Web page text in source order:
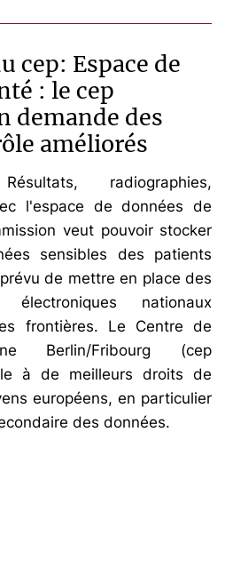
cep: Espace de
: le cep
demande des
améliorés
radiographies,
l'espace de données de
veut pouvoir stocker
sensibles des patients
de mettre en place des
électroniques nationaux
frontières. Le Centre de
Berlin/Fribourg (cep
à de meilleurs droits de
européens, en particulier
des données.